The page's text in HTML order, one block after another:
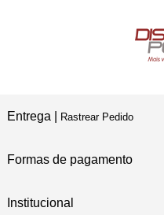
Em
Entrega | Rastrear Pedido
Formas de pagamento
Institucional